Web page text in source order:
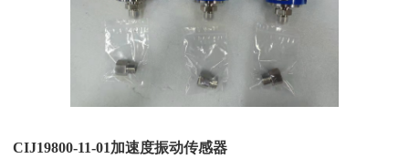
CIJ19800-11-01加速度振动传感器